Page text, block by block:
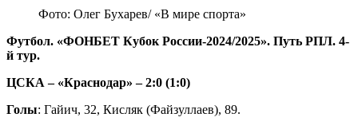
Фото: Олег Бухарев/ «В мире спорта»
Футбол. «ФОНБЕТ Кубок России-2024/2025». Путь РПЛ. 4-
й тур.
ЦСКА – «Краснодар» – 2:0 (1:0)
Голы: Гайич, 32, Кисляк (Файзуллаев), 89.